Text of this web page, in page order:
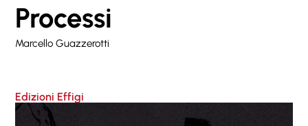
Processi
Marcello Guazzerotti
Edizioni Effigi